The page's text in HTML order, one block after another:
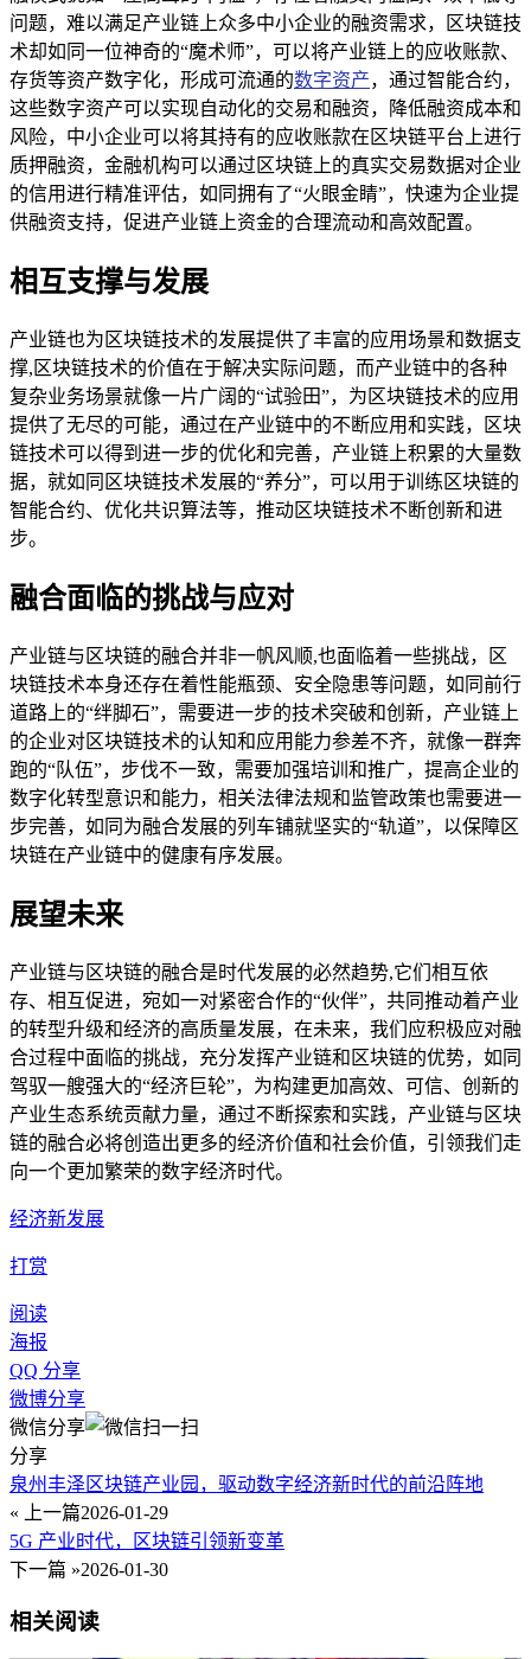
问题，难以满足产业链上众多中小企业的融资需求，区块链技
术却如同一位神奇的“魔术师”，可以将产业链上的应收账款、
存货等资产数字化，形成可流通的数字资产，通过智能合约，
这些数字资产可以实现自动化的交易和融资，降低融资成本和
风险，中小企业可以将其持有的应收账款在区块链平台上进行
质押融资，金融机构可以通过区块链上的真实交易数据对企业
的信用进行精准评估，如同拥有了“火眼金睛”，快速为企业提
供融资支持，促进产业链上资金的合理流动和高效配置。
相互支撑与发展
产业链也为区块链技术的发展提供了丰富的应用场景和数据支
撑,区块链技术的价值在于解决实际问题，而产业链中的各种
复杂业务场景就像一片广阔的“试验田”，为区块链技术的应用
提供了无尽的可能，通过在产业链中的不断应用和实践，区块
链技术可以得到进一步的优化和完善，产业链上积累的大量数
据，就如同区块链技术发展的“养分”，可以用于训练区块链的
智能合约、优化共识算法等，推动区块链技术不断创新和进
步。
融合面临的挑战与应对
产业链与区块链的融合并非一帆风顺,也面临着一些挑战，区
块链技术本身还存在着性能瓶颈、安全隐患等问题，如同前行
道路上的“绊脚石”，需要进一步的技术突破和创新，产业链上
的企业对区块链技术的认知和应用能力参差不齐，就像一群奔
跑的“队伍”，步伐不一致，需要加强培训和推广，提高企业的
数字化转型意识和能力，相关法律法规和监管政策也需要进一
步完善，如同为融合发展的列车铺就坚实的“轨道”，以保障区
块链在产业链中的健康有序发展。
展望未来
产业链与区块链的融合是时代发展的必然趋势,它们相互依
存、相互促进，宛如一对紧密合作的“伙伴”，共同推动着产业
的转型升级和经济的高质量发展，在未来，我们应积极应对融
合过程中面临的挑战，充分发挥产业链和区块链的优势，如同
驾驭一艘强大的“经济巨轮”，为构建更加高效、可信、创新的
产业生态系统贡献力量，通过不断探索和实践，产业链与区块
链的融合必将创造出更多的经济价值和社会价值，引领我们走
向一个更加繁荣的数字经济时代。
经济新发展
打赏
阅读
海报
QQ 分享
微博分享
微信分享
分享
泉州丰泽区块链产业园，驱动数字经济新时代的前沿阵地
« 上一篇2026-01-29
5G 产业时代，区块链引领新变革
下一篇 »2026-01-30
相关阅读